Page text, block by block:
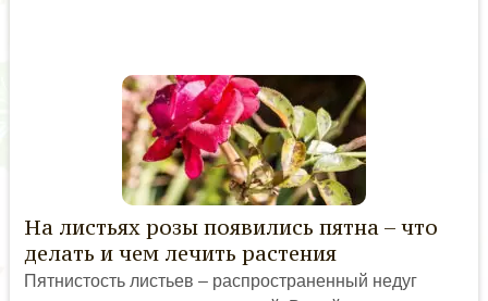
На листьях розы появились пятна – что
делать и чем лечить растения
Пятнистость листьев – распространенный недуг